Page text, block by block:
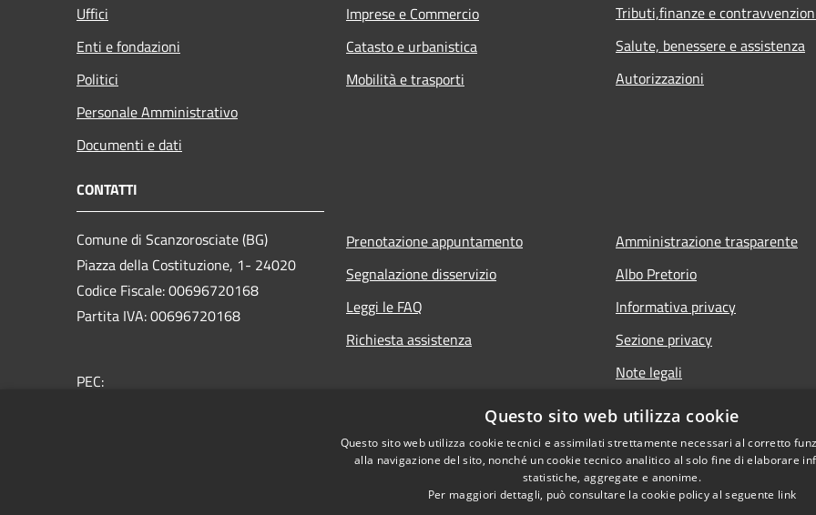
Uffici
Enti e fondazioni
Politici
Personale Amministrativo
Documenti e dati
Imprese e Commercio
Catasto e urbanistica
Mobilità e trasporti
Tributi,finanze e
Salute, benessere e assistenza
Autorizzazioni
CONTATTI
Comune di Scanzorosciate (BG)
Piazza della Costituzione, 1- 24020
Codice Fiscale: 00696720168
Partita IVA: 00696720168
PEC:
Prenotazione appuntamento
Segnalazione disservizio
Leggi le FAQ
Richiesta assistenza
Amministrazione trasparente
Albo Pretorio
Informativa privacy
Sezione privacy
Note legali
Dichiarazione di accessibilità
Questo sito web utilizza cookie
Questo sito web utilizza cookie tecnici e assimilati strettamente necessari al corretto
alla navigazione del sito, nonché un cookie tecnico analitico al solo fine di elaborare
statistiche, aggregate e anonime.
Per maggiori dettagli, può consultare la cookie policy al seguente link